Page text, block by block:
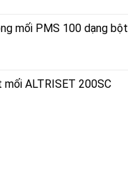
mối PMS 100 dạng bột
ALTRISET 200SC